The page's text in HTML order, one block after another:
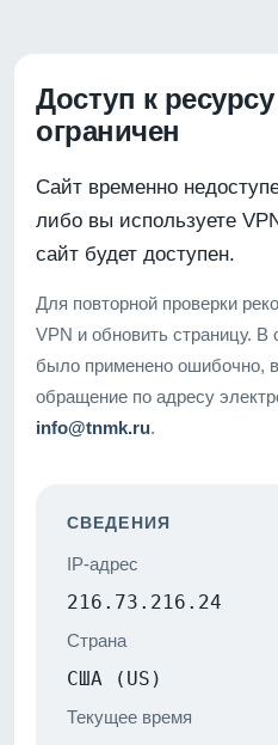
Доступ к
ограничен
Сайт временно
либо вы используете
сайт будет доступен.
Для повторной проверки
VPN и обновить страницу. В
было применено ошибочно,
обращение по адресу
info@tnmk.ru.
СВЕДЕНИЯ
IP-адрес
216.73.216.24
Страна
США (US)
Текущее время